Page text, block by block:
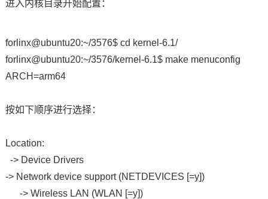
进入内核目录开始配置：
forlinx@ubuntu20:~/3576$ cd kernel-6.1/
forlinx@ubuntu20:~/3576/kernel-6.1$ make menuconfig
ARCH=arm64
按如下顺序进行选择：
Location:
-> Device Drivers
-> Network device support (NETDEVICES [=y])
-> Wireless LAN (WLAN [=y])